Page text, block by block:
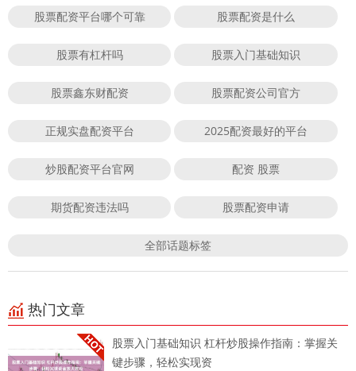
股票配资平台哪个可靠 股票配资是什么
股票有杠杆吗 股票入门基础知识
股票鑫东财配资 股票配资公司官方
正规实盘配资平台 2025配资最好的平台
炒股配资平台官网 配资 股票
期货配资违法吗 股票配资申请
全部话题标签
热门文章
股票入门基础知识 杠杆炒股操作指南：掌握关
键步骤，轻松实现资